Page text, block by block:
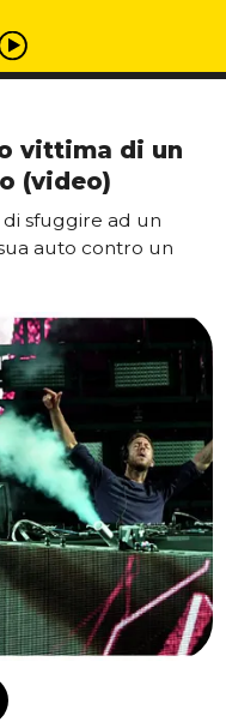
vittima di un
(video)
sfuggire ad un
auto contro un